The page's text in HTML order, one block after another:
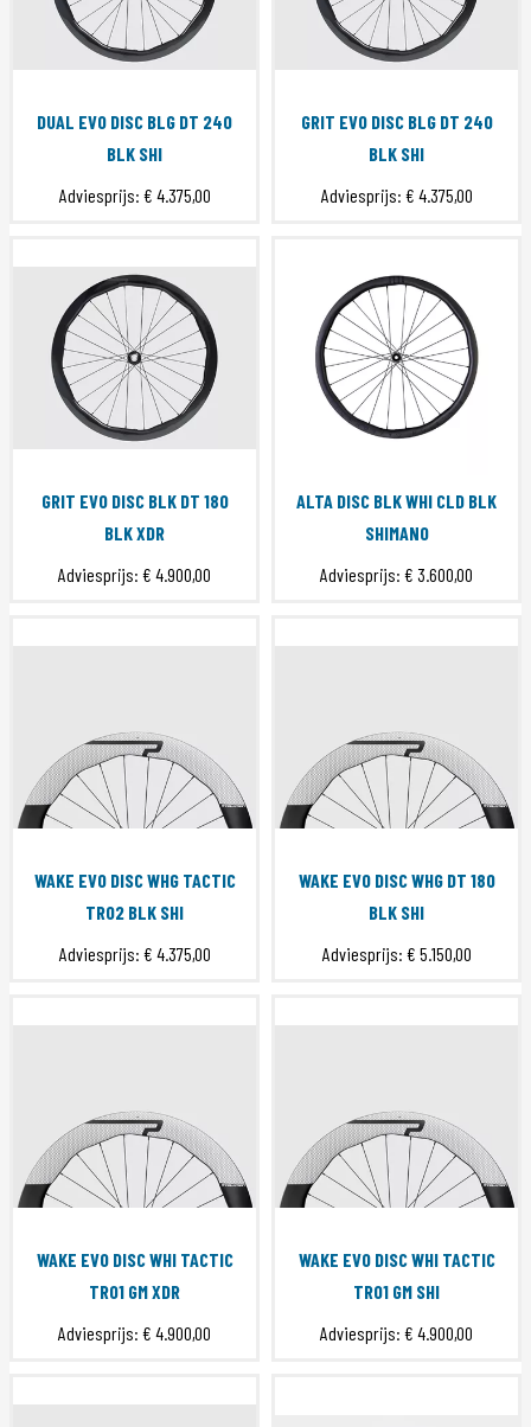
DUAL EVO DISC BLG DT 240
BLK SHI
Adviesprijs: € 4.375,00
GRIT EVO DISC BLG DT 240
BLK SHI
Adviesprijs: € 4.375,00
GRIT EVO DISC BLK DT 180
BLK XDR
Adviesprijs: € 4.900,00
ALTA DISC BLK WHI CLD BLK
SHIMANO
Adviesprijs: € 3.600,00
WAKE EVO DISC WHG TACTIC
TR02 BLK SHI
Adviesprijs: € 4.375,00
WAKE EVO DISC WHG DT 180
BLK SHI
Adviesprijs: € 5.150,00
WAKE EVO DISC WHI TACTIC
TR01 GM XDR
Adviesprijs: € 4.900,00
WAKE EVO DISC WHI TACTIC
TR01 GM SHI
Adviesprijs: € 4.900,00